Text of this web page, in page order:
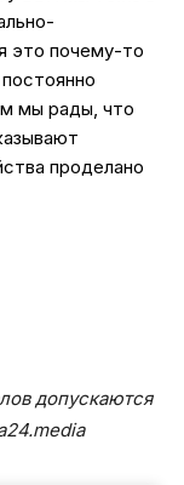
это почему-то
мы рады, что
проделано
допускаются